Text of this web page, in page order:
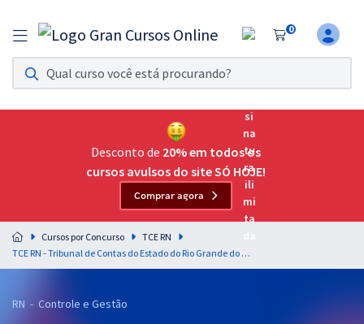
0
Assinatura Ilimitada 11
Acesso a todos os cursos. Teste grátis por 7 dias!
Assinatura OAB Até Passar
Acesso ilimitado a toda preparação para o Exame da
Residências Multiprofissionais
Preparação completa e intensiva para as principais
residências em saúde do Brasil
Desconto de 20% em todos os
cursos avulsos do site SÓ HOJE!
Comprar agora
Cursos por Concurso
TCE RN
TCE RN - Tribunal de Contas do Estado do Rio Grande do Norte - Direito Previdenciário para o Cargo 7: Auditor de Controle Externo – Especialidade: Ciências Atuariais - Professor Kleiton Ferreira
RN - Controle e Gestão